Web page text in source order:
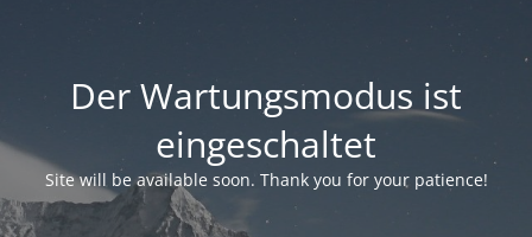
Der Wartungsmodus ist
eingeschaltet
Site will be available soon. Thank you for your patience!